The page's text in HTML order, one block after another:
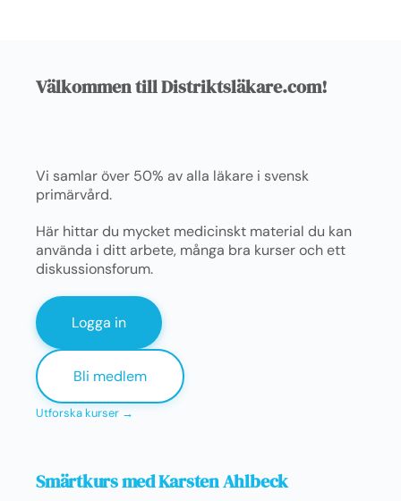
Välkommen till Distriktsläkare.com!
Vi samlar över 50% av alla läkare i svensk
primärvård.
Här hittar du mycket medicinskt material du kan
använda i ditt arbete, många bra kurser och ett
diskussionsforum.
Logga in
Bli medlem
Utforska kurser →
Smärtkurs med Karsten Ahlbeck